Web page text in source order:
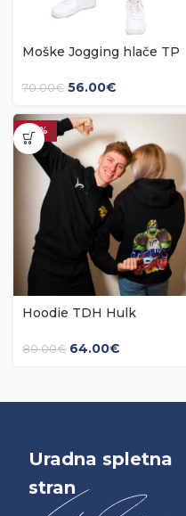
Moške Jogging hlače TP
70.00€ 56.00€
-20%
Hoodie TDH Hulk
80.00€ 64.00€
Uradna spletna
stran